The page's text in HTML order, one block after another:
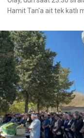
Hamit Tan'a ait tek katlı